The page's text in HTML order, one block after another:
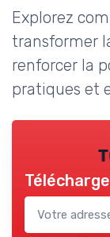
Explorez
transformer
renforcer la
pratiques et